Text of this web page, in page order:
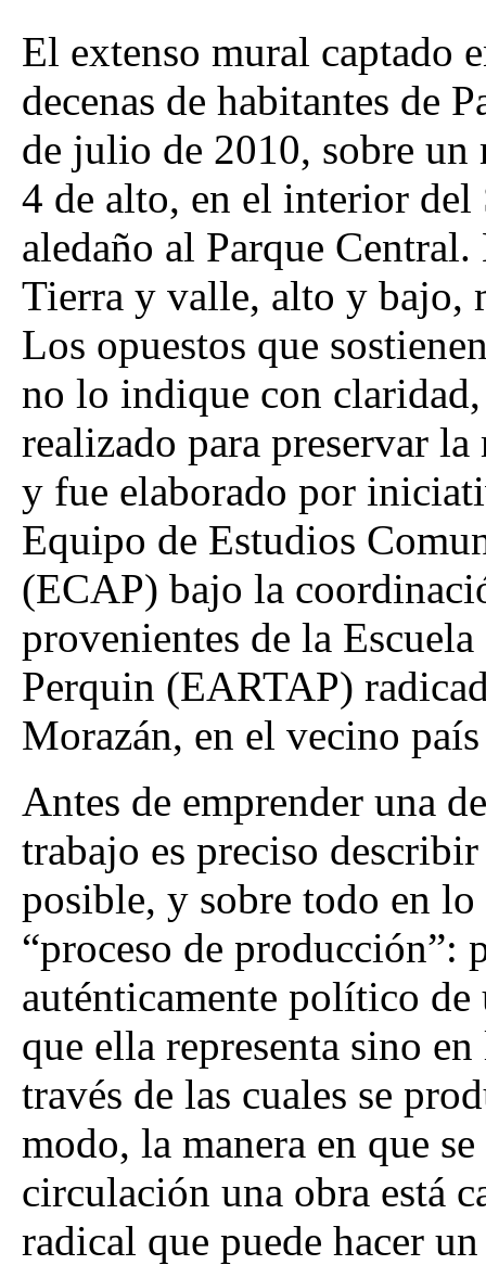
El extenso mural captado
decenas de habitantes de
de julio de 2010, sobre un
4 de alto, en el interior
aledaño al Parque
Tierra y valle, alto y bajo,
Los opuestos que
no lo indique con
realizado para preservar
y fue elaborado por
Equipo de Estudios
(ECAP) bajo la
provenientes de la
Perquin (EARTAP)
Morazán, en el vecino
Antes de emprender una
trabajo es preciso
posible, y sobre todo en
“proceso de producción”:
auténticamente político de
que ella representa sino
través de las cuales se
modo, la manera en que
circulación una obra está
radical que puede hacer